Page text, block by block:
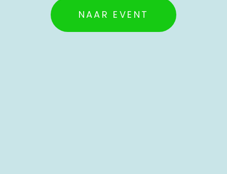
met het project en hoor je meer over hoe jij een verschil
NAAR EVENT